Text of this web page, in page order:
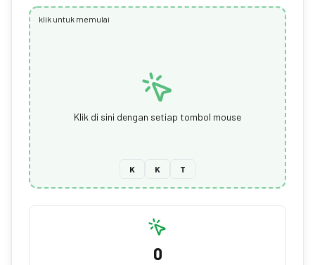
klik untuk memulai
Klik di sini dengan setiap tombol mouse
K K T
0